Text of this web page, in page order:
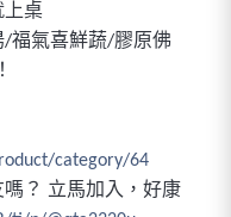
上桌
/福氣喜鮮蔬/膠原佛
category/64
？ 立馬加入，好康